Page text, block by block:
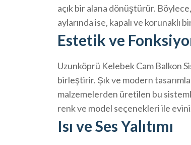
açık bir alana dönüştürür.
aylarında ise, kapalı ve korunaklı
Estetik ve
Uzunköprü Kelebek Cam Balkon
birleştirir. Şık ve modern
malzemelerden üretilen bu
renk ve model seçenekleri ile
Isı ve Ses Yalıtımı